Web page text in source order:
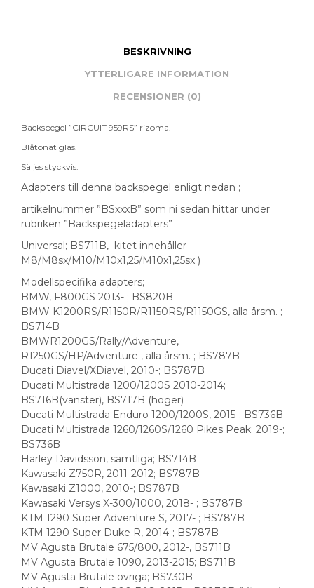
BESKRIVNING
YTTERLIGARE INFORMATION
RECENSIONER (0)
Backspegel ”CIRCUIT 959RS” rizoma.
Blåtonat glas.
Säljes styckvis.
Adapters till denna backspegel enligt nedan ;
artikelnummer ”BSxxxB” som ni sedan hittar under
rubriken ”Backspegeladapters”
Universal; BS711B, kitet innehåller
M8/M8sx/M10/M10x1,25/M10x1,25sx )
Modellspecifika adapters;
BMW, F800GS 2013- ; BS820B
BMW K1200RS/R1150R/R1150RS/R1150GS, alla årsm. ;
BS714B
BMWR1200GS/Rally/Adventure,
R1250GS/HP/Adventure , alla årsm. ; BS787B
Ducati Diavel/XDiavel, 2010-; BS787B
Ducati Multistrada 1200/1200S 2010-2014;
BS716B(vänster), BS717B (höger)
Ducati Multistrada Enduro 1200/1200S, 2015-; BS736B
Ducati Multistrada 1260/1260S/1260 Pikes Peak; 2019-;
BS736B
Harley Davidsson, samtliga; BS714B
Kawasaki Z750R, 2011-2012; BS787B
Kawasaki Z1000, 2010-; BS787B
Kawasaki Versys X-300/1000, 2018- ; BS787B
KTM 1290 Super Adventure S, 2017- ; BS787B
KTM 1290 Super Duke R, 2014-; BS787B
MV Agusta Brutale 675/800, 2012-, BS711B
MV Agusta Brutale 1090, 2013-2015; BS711B
MV Agusta Brutale övriga; BS730B